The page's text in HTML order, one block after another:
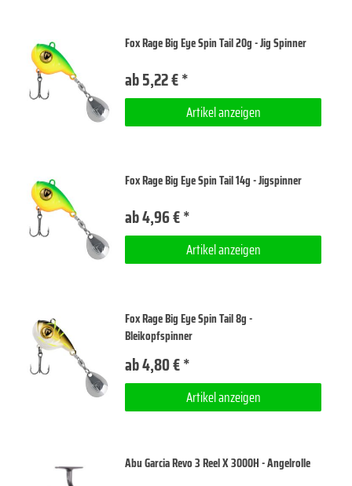
Fox Rage Big Eye Spin Tail 20g - Jig Spinner
ab 5,22 € *
Artikel anzeigen
Fox Rage Big Eye Spin Tail 14g - Jigspinner
ab 4,96 € *
Artikel anzeigen
Fox Rage Big Eye Spin Tail 8g -
Bleikopfspinner
ab 4,80 € *
Artikel anzeigen
Abu Garcia Revo 3 Reel X 3000H - Angelrolle